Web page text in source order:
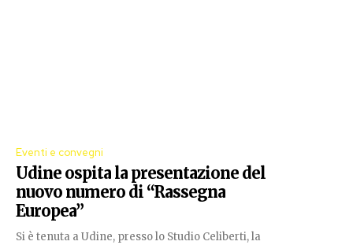
Eventi e convegni
Udine ospita la presentazione del
nuovo numero di “Rassegna
Europea”
Si è tenuta a Udine, presso lo Studio Celiberti, la